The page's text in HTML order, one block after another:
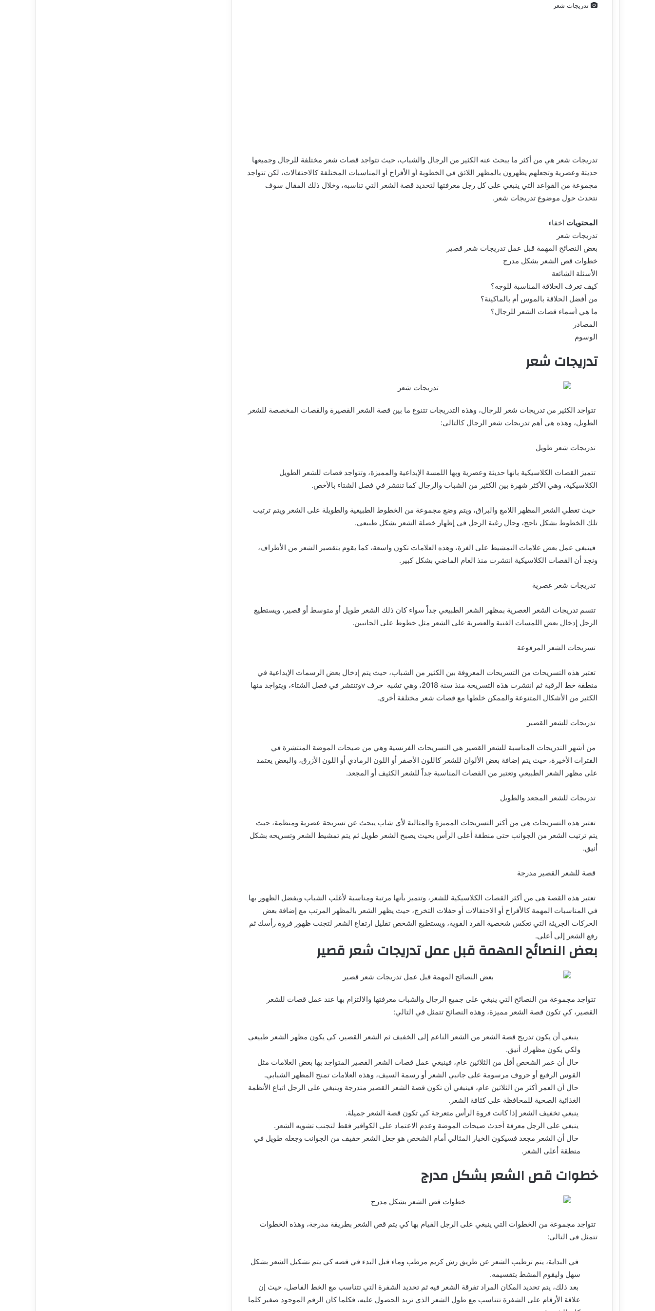
تدريجات شعر
تدريجات شعر هي من أكثر ما يبحث عنه الكثير من الرجال والشباب، حيث تتواجد قصات شعر مختلفة للرجال وجميعها
حديثة وعصرية وتجعلهم يظهرون بالمظهر اللائق في الخطوبة أو الأفراح أو المناسبات المختلفة كالاحتفالات، لكن تتواجد
مجموعة من القواعد التي ينبغي على كل رجل معرفتها لتحديد قصة الشعر التي تناسبه، وخلال ذلك المقال سوف
نتحدث حول موضوع تدريجات شعر.
المحتويات اخفاء
تدريجات شعر
بعض النصائح المهمة قبل عمل تدريجات شعر قصير
خطوات قص الشعر بشكل مدرج
الأسئلة الشائعة
كيف تعرف الحلاقة المناسبة للوجه؟
من أفضل الحلاقة بالموس أم بالماكينة؟
ما هي أسماء قصات الشعر للرجال؟
المصادر
الوسوم
تدريجات شعر
تتواجد الكثير من تدريجات شعر للرجال، وهذه التدريجات تتنوع ما بين قصة الشعر القصيرة والقصات المخصصة للشعر
الطويل، وهذه هي أهم تدريجات شعر الرجال كالتالي:
تدريجات شعر طويل
تتميز القصات الكلاسيكية بانها حديثة وعصرية وبها اللمسة الإبداعية والمميزة، وتتواجد قصات للشعر الطويل
الكلاسيكية، وهي الأكثر شهرة بين الكثير من الشباب والرجال كما تنتشر في فصل الشتاء بالأخص.
حيث تعطي الشعر المظهر اللامع والبراق، ويتم وضع مجموعة من الخطوط الطبيعية والطويلة على الشعر ويتم ترتيب
تلك الخطوط بشكل ناجح، وحال رغبة الرجل في إظهار خصلة الشعر بشكل طبيعي.
فينبغي عمل بعض علامات التمشيط على الغرة، وهذه العلامات تكون واسعة، كما يقوم بتقصير الشعر من الأطراف،
ونجد أن القصات الكلاسيكية انتشرت منذ العام الماضي بشكل كبير.
تدريجات شعر عصرية
تتسم تدريجات الشعر العصرية بمظهر الشعر الطبيعي جداً سواء كان ذلك الشعر طويل أو متوسط أو قصير، ويستطيع
الرجل إدخال بعض اللمسات الفنية والعصرية على الشعر مثل خطوط على الجانبين.
تسريحات الشعر المرفوعة
تعتبر هذه التسريحات من التسريحات المعروفة بين الكثير من الشباب، حيث يتم إدخال بعض الرسمات الإبداعية في
منطقة خط الرقبة ثم انتشرت هذه التسريحة منذ سنة 2018، وهي تشبه حرف vوتنتشر في فصل الشتاء، ويتواجد منها
الكثير من الأشكال المتنوعة والممكن خلطها مع قصات شعر مختلفة أخرى.
تدريجات للشعر القصير
من أشهر التدريجات المناسبة للشعر القصير هي التسريحات الفرنسية وهي من صيحات الموضة المنتشرة في
الفترات الأخيرة، حيث يتم إضافة بعض الألوان للشعر كاللون الأصفر أو اللون الرمادي أو اللون الأزرق، والبعض يعتمد
على مظهر الشعر الطبيعي وتعتبر من القصات المناسبة جداً للشعر الكثيف أو المجعد.
تدريجات للشعر المجعد والطويل
تعتبر هذه التسريحات هي من أكثر التسريحات المميزة والمثالية لأي شاب يبحث عن تسريحة عصرية ومنظمة، حيث
يتم ترتيب الشعر من الجوانب حتى منطقة أعلى الرأس بحيث يصبح الشعر طويل ثم يتم تمشيط الشعر وتسريحه بشكل
أنيق.
قصة للشعر القصير مدرجة
تعتبر هذه القصة هي من أكثر القصات الكلاسيكية للشعر، وتتميز بأنها مرتبة ومناسبة لأغلب الشباب ويفضل الظهور بها
في المناسبات المهمة كالأفراح أو الاحتفالات أو حفلات التخرج، حيث يظهر الشعر بالمظهر المرتب مع إضافة بعض
الحركات الجريئة التي تعكس شخصية الفرد القوية، ويستطيع الشخص تقليل ارتفاع الشعر لتجنب ظهور فروة رأسك ثم
رفع الشعر إلى أعلى.
بعض النصائح المهمة قبل عمل تدريجات شعر قصير
تتواجد مجموعة من النصائح التي ينبغي على جميع الرجال والشباب معرفتها والالتزام بها عند عمل قصات للشعر
القصير، كي تكون قصة الشعر مميزة، وهذه النصائح تتمثل في التالي:
ينبغي أن يكون تدريج قصة الشعر من الشعر الناعم إلى الخفيف ثم الشعر القصير، كي يكون مظهر الشعر طبيعي
ولكي يكون مظهرك أنيق.
حال أن عمر الشخص أقل من الثلاثين عام، فينبغي عمل قصات الشعر القصير المتواجد بها بعض العلامات مثل
القوس الرفيع أو حروف مرسومة على جانبي الشعر أو رسمة السيف، وهذه العلامات تمنح المظهر الشبابي.
حال أن العمر أكثر من الثلاثين عام، فينبغي أن تكون قصة الشعر القصير متدرجة وينبغي على الرجل اتباع الأنظمة
الغذائية الصحية للمحافظة على كثافة الشعر.
ينبغي تخفيف الشعر إذا كانت فروة الرأس متعرجة كي تكون قصة الشعر جميلة.
ينبغي على الرجل معرفة أحدث صيحات الموضة وعدم الاعتماد على الكوافير فقط لتجنب تشويه الشعر.
حال أن الشعر مجعد فسيكون الخيار المثالي أمام الشخص هو جعل الشعر خفيف من الجوانب وجعله طويل في
منطقة أعلى الشعر.
خطوات قص الشعر بشكل مدرج
تتواجد مجموعة من الخطوات التي ينبغي على الرجل القيام بها كي يتم قص الشعر بطريقة مدرجة، وهذه الخطوات
تتمثل في التالي:
في البداية، يتم ترطيب الشعر عن طريق رش كريم مرطب وماء قبل البدء في قصه كي يتم تشكيل الشعر بشكل
سهل وليقوم المشط بتقسيمه.
بعد ذلك، يتم تحديد المكان المراد تفرقة الشعر فيه ثم تحديد الشفرة التي تتناسب مع الخط الفاصل، حيث إن
علاقة الأرقام على الشفرة تتناسب مع طول الشعر الذي تريد الحصول عليه، فكلما كان الرقم الموجود صغير كلما